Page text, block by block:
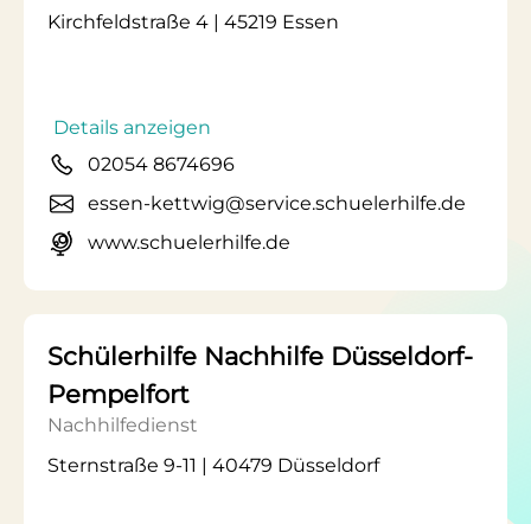
Kirchfeldstraße 4 | 45219 Essen
Details anzeigen
02054 8674696
essen-kettwig@service.schuelerhilfe.de
www.schuelerhilfe.de
Schülerhilfe Nachhilfe Düsseldorf-
Pempelfort
Nachhilfedienst
Sternstraße 9-11 | 40479 Düsseldorf